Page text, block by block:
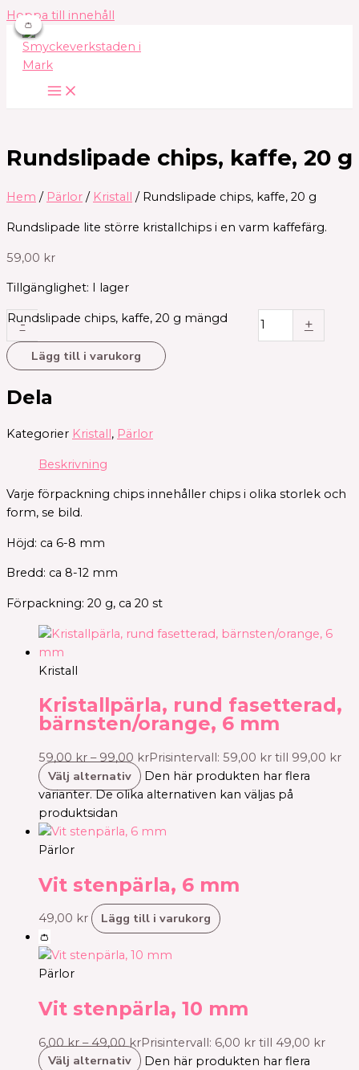
Hoppa till innehåll
Rundslipade chips, kaffe, 20 g
Hem / Pärlor / Kristall / Rundslipade chips, kaffe, 20 g
Rundslipade lite större kristallchips i en varm kaffefärg.
59,00 kr
Tillgänglighet: I lager
-
Rundslipade chips, kaffe, 20 g mängd +
Lägg till i varukorg
Dela
Kategorier Kristall, Pärlor
Beskrivning
Varje förpackning chips innehåller chips i olika storlek och
form, se bild.
Höjd: ca 6-8 mm
Bredd: ca 8-12 mm
Förpackning: 20 g, ca 20 st
Kristall
Kristallpärla, rund fasetterad,
bärnsten/orange, 6 mm
59,00 kr – 99,00 krPrisintervall: 59,00 kr till 99,00 kr
Välj alternativ
Den här produkten har flera
varianter. De olika alternativen kan väljas på
produktsidan
Pärlor
Vit stenpärla, 6 mm
49,00 kr Lägg till i varukorg
👛
Pärlor
Vit stenpärla, 10 mm
6,00 kr – 49,00 krPrisintervall: 6,00 kr till 49,00 kr
Välj alternativ
Den här produkten har flera
👛
👛
👛
👛